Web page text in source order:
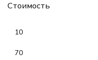
Стоимость